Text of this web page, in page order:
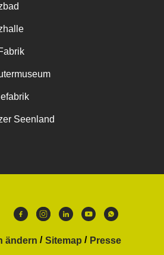
Seenland
ändern Sitemap
Presse